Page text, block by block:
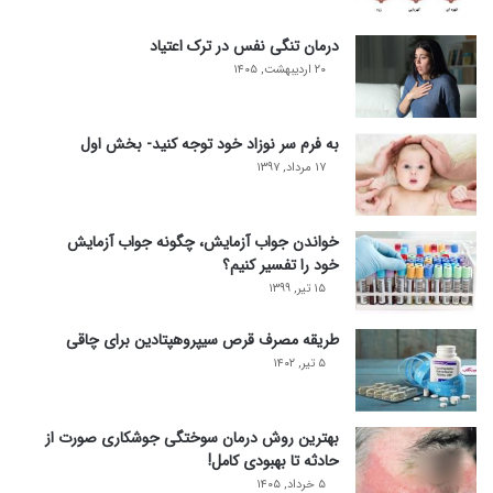
درمان تنگی نفس در ترک اعتیاد
۲۰ اردیبهشت, ۱۴۰۵
به فرم سر نوزاد خود توجه کنید- بخش اول
۱۷ مرداد, ۱۳۹۷
خواندن جواب آزمایش، چگونه جواب آزمایش
خود را تفسیر کنیم؟
۱۵ تیر, ۱۳۹۹
طریقه مصرف قرص سیپروهپتادین برای چاقی
۵ تیر, ۱۴۰۲
بهترین روش درمان سوختگی جوشکاری صورت از
حادثه تا بهبودی کامل!
۵ خرداد, ۱۴۰۵